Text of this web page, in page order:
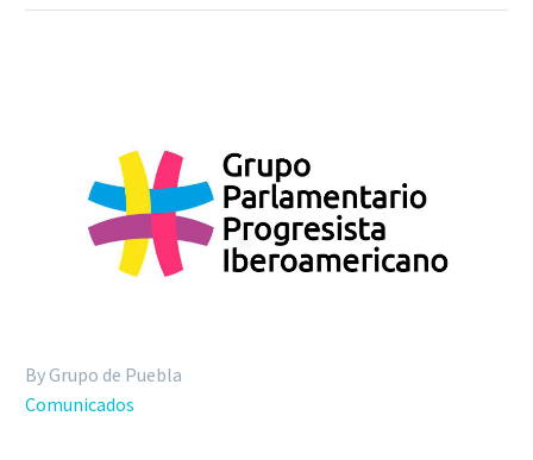
By Grupo de Puebla
Comunicados